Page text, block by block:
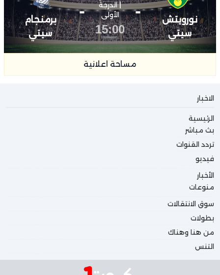
نورويتش
سيتي
-
| الدرجة
الأولى
15:00
-
برمنجام
سيتي
مساحة اعلانية
الاخبار
الرئيسية
بث مباشر
تردد القنوات
فيديو
الأخبار
منوعات
سوق الانتقالات
بطولات
من هنا وهناك
التنس